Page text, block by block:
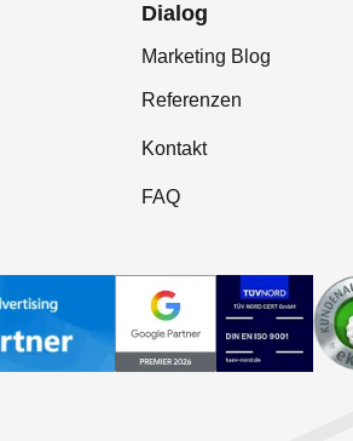
Dialog
Marketing Blog
Referenzen
Kontakt
FAQ